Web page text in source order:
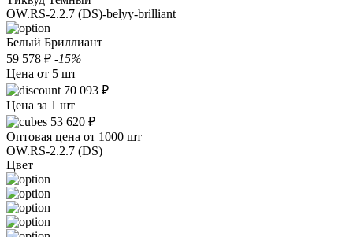
OW.RS-2.2.7 (DS)-belyy-brilliant
Белый Бриллиант
59 578 ₽ -15%
Цена от 5 шт
70 093 ₽
Цена за 1 шт
53 620 ₽
Оптовая цена от 1000 шт
OW.RS-2.2.7 (DS)
Цвет